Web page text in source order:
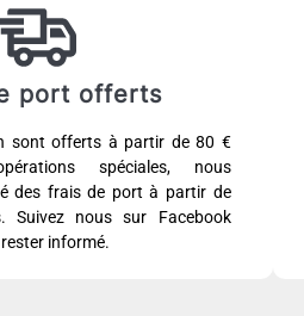
port offerts
sont offerts à partir de 80 €
spéciales, nous
des frais de port à partir de
Suivez nous sur Facebook
informé.